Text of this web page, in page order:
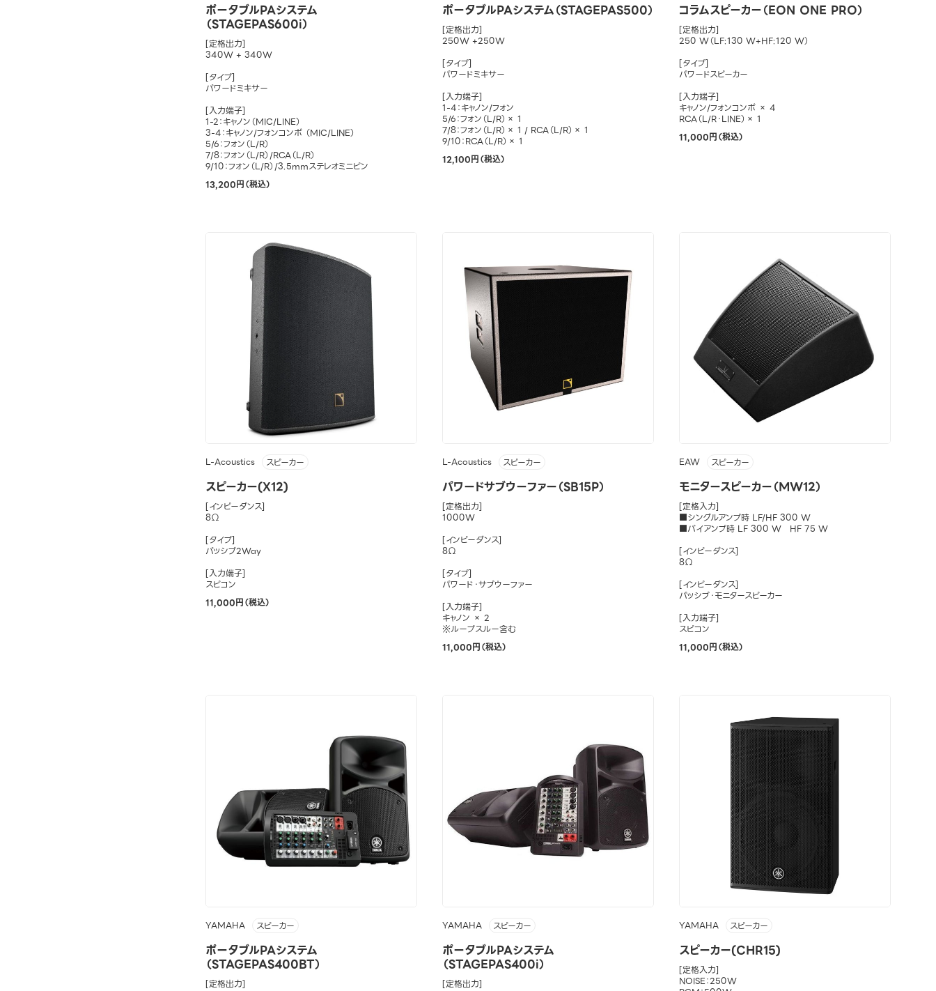
ポータブルPAシステム
（STAGEPAS600i）
[定格出力]
340W + 340W
[タイプ]
パワードミキサー
[入力端子]
1-2：キャノン（MIC/LINE）
3-4：キャノン/フォンコンボ （MIC/LINE）
5/6：フォン（L/R）
7/8：フォン（L/R）/RCA（L/R）
9/10：フォン（L/R）/3.5mmステレオミニピン
13,200円（税込）
ポータブルPAシステム（STAGEPAS500）
[定格出力]
250W +250W
[タイプ]
パワードミキサー
[入力端子]
1-4：キャノン/フォン
5/6：フォン（L/R）× 1
7/8：フォン（L/R）× 1 / RCA（L/R）× 1
9/10：RCA（L/R）× 1
12,100円（税込）
コラムスピーカー（EON ONE PRO）
[定格出力]
250 W（LF:130 W+HF:120 W）
[タイプ]
パワードスピーカー
[入力端子]
キャノン/フォンコンボ × 4
RCA（L/R・LINE）× 1
11,000円（税込）
L-Acoustics スピーカー
スピーカー(X12)
[インピーダンス]
8Ω
[タイプ]
パッシブ2Way
[入力端子]
スピコン
11,000円（税込）
L-Acoustics スピーカー
パワードサブウーファー（SB15P）
[定格出力]
1000W
[インピーダンス]
8Ω
[タイプ]
パワード・サブウーファー
[入力端子]
キャノン × 2
※ループスルー含む
11,000円（税込）
EAW スピーカー
モニタースピーカー（MW12）
[定格入力]
■シングルアンプ時 LF/HF 300 W
■バイアンプ時 LF 300 W HF 75 W
[インピーダンス]
8Ω
[インピーダンス]
パッシブ・モニタースピーカー
[入力端子]
スピコン
11,000円（税込）
YAMAHA スピーカー
ポータブルPAシステム
（STAGEPAS400BT）
[定格出力]
YAMAHA スピーカー
ポータブルPAシステム
（STAGEPAS400i）
[定格出力]
YAMAHA スピーカー
スピーカー(CHR15)
[定格入力]
NOISE：250W